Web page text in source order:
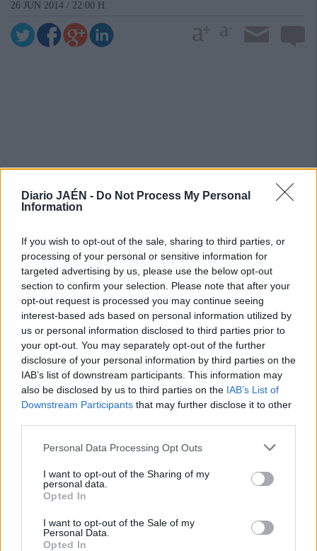
Diario JAÉN - Do Not Process My Personal
Information
If you wish to opt-out of the sale, sharing to third parties, or
processing of your personal or sensitive information for
targeted advertising by us, please use the below opt-out
section to confirm your selection. Please note that after your
opt-out request is processed you may continue seeing
interest-based ads based on personal information utilized by
us or personal information disclosed to third parties prior to
your opt-out. You may separately opt-out of the further
disclosure of your personal information by third parties on the
IAB’s list of downstream participants. This information may
also be disclosed by us to third parties on the IAB’s List of
Downstream Participants that may further disclose it to other
Personal Data Processing Opt Outs
I want to opt-out of the Sharing of my
personal data.
Opted In
I want to opt-out of the Sale of my
Personal Data.
Opted In
26 JUN 2014 / 22:00 H.